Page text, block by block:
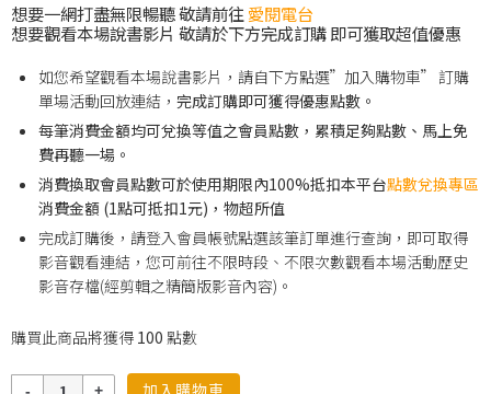
想要一網打盡無限暢聽 敬請前往 愛閱電台
想要觀看本場說書影片 敬請於下方完成訂購 即可獲取超值優惠
如您希望觀看本場說書影片，請自下方點選”加入購物車” 訂購
單場活動回放連結， 完成訂購即可獲得優惠點數。
每筆消費金額均可兌換等值之會員點數，累積足夠點數、馬上免
費再聽一場。
消費換取會員點數可於使用期限內100%抵扣本平台點數兌換專區
消費金額 (1點可抵扣1元)，物超所值
完成訂購後，請登入會員帳號點選該筆訂單進行查詢，即可取得
影音觀看連結，您可前往不限時段、不限次數觀看本場活動歷史
影音存檔(經剪輯之精簡版影音內容)。
購買此商品將獲得 100 點數
加入購物車